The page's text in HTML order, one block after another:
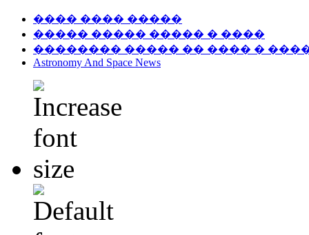
���� ���� �����
����� ����� ����� � ����
�������� ����� �� ���� �
Astronomy And Space News